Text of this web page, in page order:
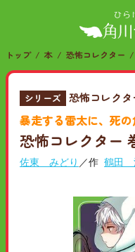
トップ 本 恐怖コレクター
シリーズ 恐怖コレクタ
暴走する雷太に、死の
恐怖コレクター
佐東 みどり ／作 鶴田